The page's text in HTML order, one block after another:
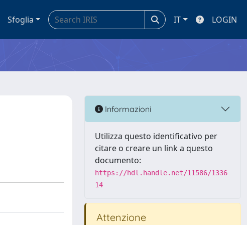
Sfoglia IT LOGIN
Informazioni
Utilizza questo identificativo per
citare o creare un link a questo
documento:
https://hdl.handle.net/11586/1336
14
Attenzione